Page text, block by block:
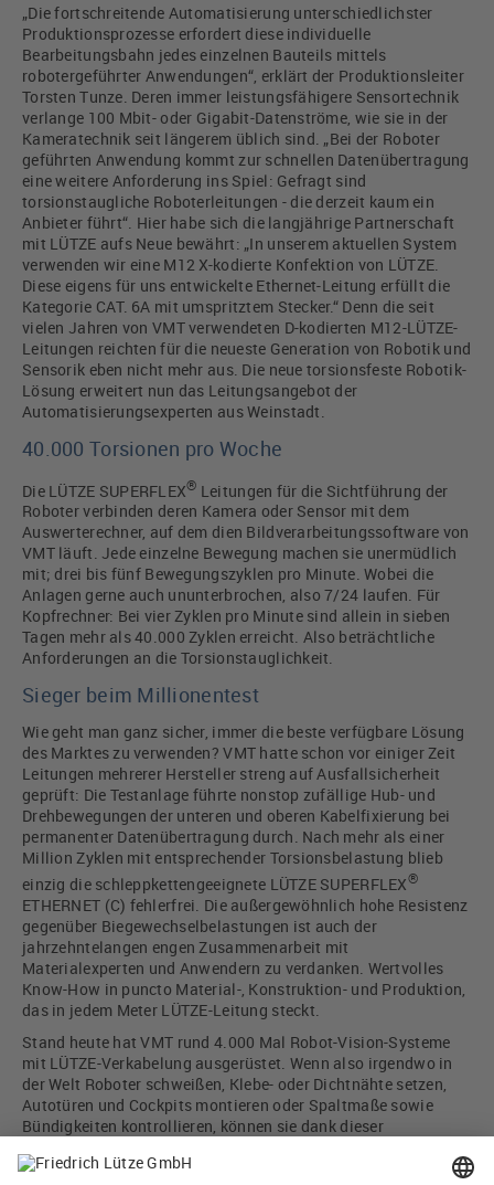
„Die fortschreitende Automatisierung unterschiedlichster
Produktionsprozesse erfordert diese individuelle
Bearbeitungsbahn jedes einzelnen Bauteils mittels
robotergeführter Anwendungen“, erklärt der Produktionsleiter
Torsten Tunze. Deren immer leistungsfähigere Sensortechnik
verlange 100 Mbit- oder Gigabit-Datenströme, wie sie in der
Kameratechnik seit längerem üblich sind. „Bei der Roboter
geführten Anwendung kommt zur schnellen Datenübertragung
eine weitere Anforderung ins Spiel: Gefragt sind
torsionstaugliche Roboterleitungen - die derzeit kaum ein
Anbieter führt“. Hier habe sich die langjährige Partnerschaft
mit LÜTZE aufs Neue bewährt: „In unserem aktuellen System
verwenden wir eine M12 X-kodierte Konfektion von LÜTZE.
Diese eigens für uns entwickelte Ethernet-Leitung erfüllt die
Kategorie CAT. 6A mit umspritztem Stecker.“ Denn die seit
vielen Jahren von VMT verwendeten D-kodierten M12-LÜTZE-
Leitungen reichten für die neueste Generation von Robotik und
Sensorik eben nicht mehr aus. Die neue torsionsfeste Robotik-
Lösung erweitert nun das Leitungsangebot der
Automatisierungsexperten aus Weinstadt.
40.000 Torsionen pro Woche
Die LÜTZE SUPERFLEX® Leitungen für die Sichtführung der
Roboter verbinden deren Kamera oder Sensor mit dem
Auswerterechner, auf dem dien Bildverarbeitungssoftware von
VMT läuft. Jede einzelne Bewegung machen sie unermüdlich
mit; drei bis fünf Bewegungszyklen pro Minute. Wobei die
Anlagen gerne auch ununterbrochen, also 7/24 laufen. Für
Kopfrechner: Bei vier Zyklen pro Minute sind allein in sieben
Tagen mehr als 40.000 Zyklen erreicht. Also beträchtliche
Anforderungen an die Torsionstauglichkeit.
Sieger beim Millionentest
Wie geht man ganz sicher, immer die beste verfügbare Lösung
des Marktes zu verwenden? VMT hatte schon vor einiger Zeit
Leitungen mehrerer Hersteller streng auf Ausfallsicherheit
geprüft: Die Testanlage führte nonstop zufällige Hub- und
Drehbewegungen der unteren und oberen Kabelfixierung bei
permanenter Datenübertragung durch. Nach mehr als einer
Million Zyklen mit entsprechender Torsionsbelastung blieb
einzig die schleppkettengeeignete LÜTZE SUPERFLEX®
ETHERNET (C) fehlerfrei. Die außergewöhnlich hohe Resistenz
gegenüber Biegewechselbelastungen ist auch der
jahrzehntelangen engen Zusammenarbeit mit
Materialexperten und Anwendern zu verdanken. Wertvolles
Know-How in puncto Material-, Konstruktion- und Produktion,
das in jedem Meter LÜTZE-Leitung steckt.
Stand heute hat VMT rund 4.000 Mal Robot-Vision-Systeme
mit LÜTZE-Verkabelung ausgerüstet. Wenn also irgendwo in
der Welt Roboter schweißen, Klebe- oder Dichtnähte setzen,
Autotüren und Cockpits montieren oder Spaltmaße sowie
Bündigkeiten kontrollieren, können sie dank dieser